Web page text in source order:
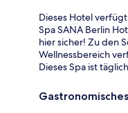
Dieses Hotel
Spa SANA Berlin
hier sicher! Zu den
Wellnessbereich
Dieses Spa ist